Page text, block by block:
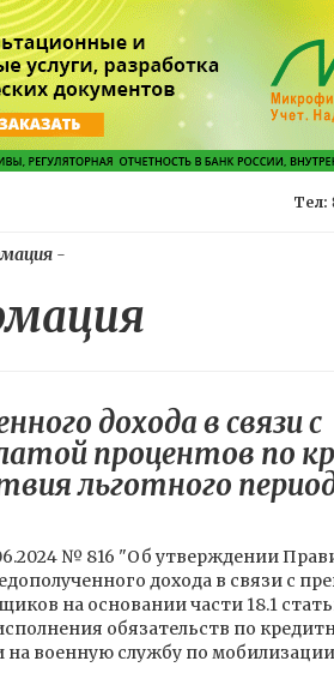
Тел:
-
дохода в связи с
процентов по
льготного
№ 816 "Об утверждении
дохода в связи с
на основании части 18.1
обязательств по
военную службу по